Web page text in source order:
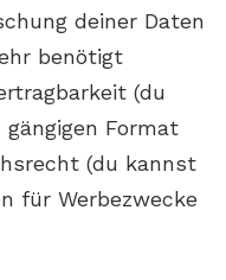
deiner Daten
benötigt
(du
Format
(du kannst
für Werbezwecke